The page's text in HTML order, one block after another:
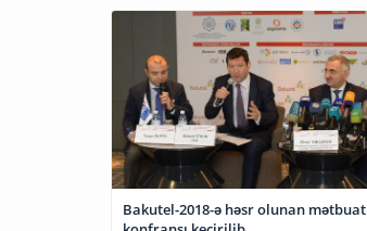
Bakutel-2018-ə həsr olunan mətbuat